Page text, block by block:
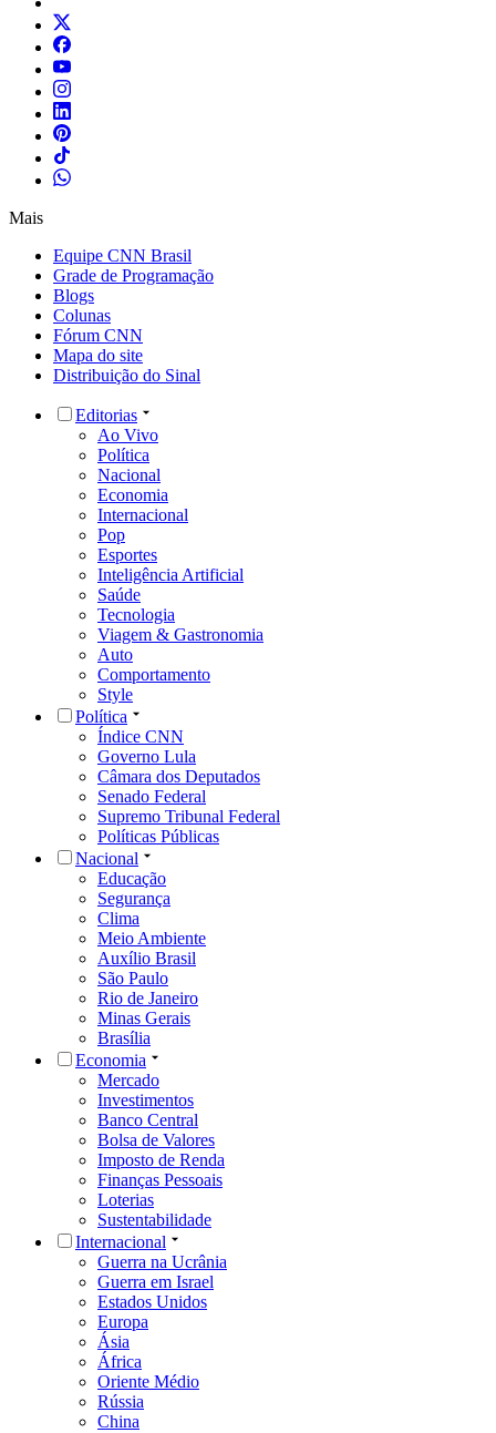
Mais
Equipe CNN Brasil
Grade de Programação
Blogs
Colunas
Fórum CNN
Mapa do site
Distribuição do Sinal
Editorias
Ao Vivo
Política
Nacional
Economia
Internacional
Pop
Esportes
Inteligência Artificial
Saúde
Tecnologia
Viagem & Gastronomia
Auto
Comportamento
Style
Política
Índice CNN
Governo Lula
Câmara dos Deputados
Senado Federal
Supremo Tribunal Federal
Políticas Públicas
Nacional
Educação
Segurança
Clima
Meio Ambiente
Auxílio Brasil
São Paulo
Rio de Janeiro
Minas Gerais
Brasília
Economia
Mercado
Investimentos
Banco Central
Bolsa de Valores
Imposto de Renda
Finanças Pessoais
Loterias
Sustentabilidade
Internacional
Guerra na Ucrânia
Guerra em Israel
Estados Unidos
Europa
Ásia
África
Oriente Médio
Rússia
China